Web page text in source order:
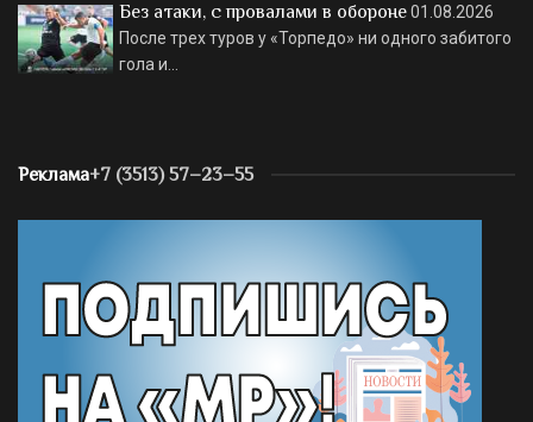
Без атаки, с провалами в обороне01.08.2026
После трех туров у «Торпедо» ни одного забитого
гола и…
Реклама+7 (3513) 57–23–55